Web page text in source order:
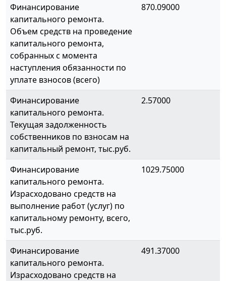
Финансирование
капитального ремонта.
Объем средств на проведение
капитального ремонта,
собранных с момента
наступления обязанности по
уплате взносов (всего)
870.09000
Финансирование
капитального ремонта.
Текущая задолженность
собственников по взносам на
капитальный ремонт, тыс.руб.
2.57000
Финансирование
капитального ремонта.
Израсходовано средств на
выполнение работ (услуг) по
капитальному ремонту, всего,
тыс.руб.
1029.75000
Финансирование
капитального ремонта.
Израсходовано средств на
491.37000